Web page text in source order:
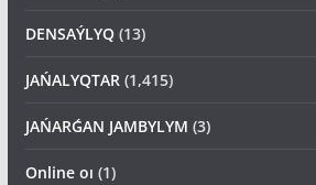
DENSAÝLYQ(13)
JAŃALYQTAR(1,415)
JAŃARǴAN JAMBYLYM (3)
Online oı (1)